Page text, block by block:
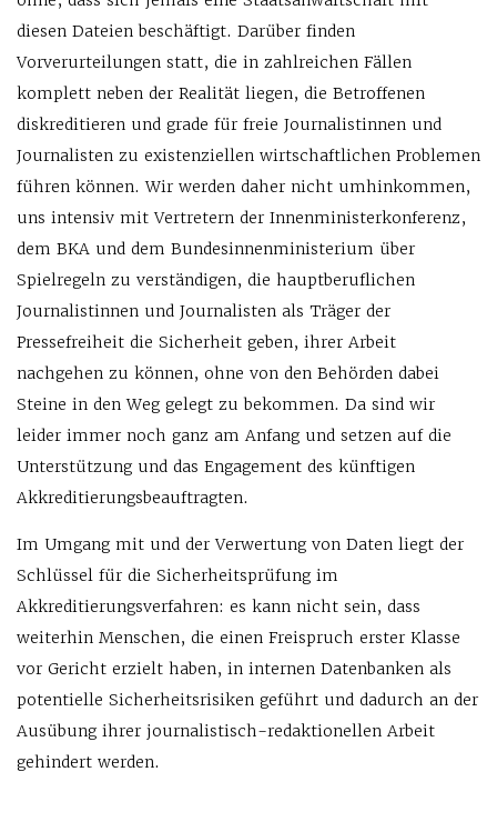
diesen Dateien beschäftigt. Darüber finden
Vorverurteilungen statt, die in zahlreichen Fällen
komplett neben der Realität liegen, die Betroffenen
diskreditieren und grade für freie Journalistinnen und
Journalisten zu existenziellen wirtschaftlichen Problemen
führen können. Wir werden daher nicht umhinkommen,
uns intensiv mit Vertretern der Innenministerkonferenz,
dem BKA und dem Bundesinnenministerium über
Spielregeln zu verständigen, die hauptberuflichen
Journalistinnen und Journalisten als Träger der
Pressefreiheit die Sicherheit geben, ihrer Arbeit
nachgehen zu können, ohne von den Behörden dabei
Steine in den Weg gelegt zu bekommen. Da sind wir
leider immer noch ganz am Anfang und setzen auf die
Unterstützung und das Engagement des künftigen
Akkreditierungsbeauftragten.
Im Umgang mit und der Verwertung von Daten liegt der
Schlüssel für die Sicherheitsprüfung im
Akkreditierungsverfahren: es kann nicht sein, dass
weiterhin Menschen, die einen Freispruch erster Klasse
vor Gericht erzielt haben, in internen Datenbanken als
potentielle Sicherheitsrisiken geführt und dadurch an der
Ausübung ihrer journalistisch-redaktionellen Arbeit
gehindert werden.